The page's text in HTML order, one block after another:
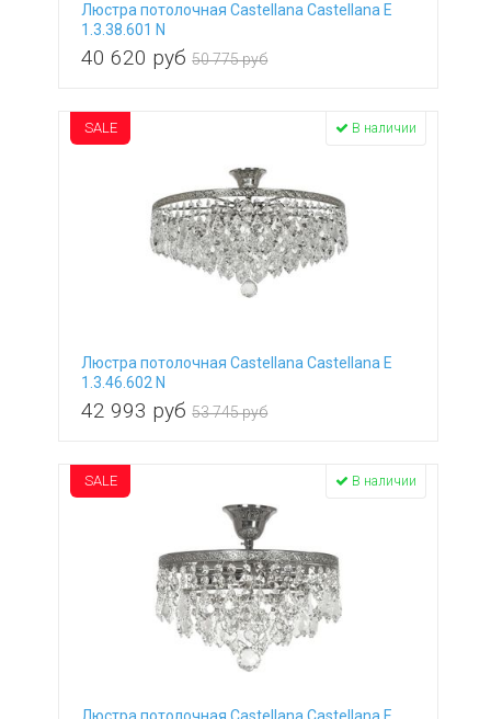
Люстра потолочная Castellana Castellana E
1.3.38.601 N
40 620 руб 50 775 руб
Люстра потолочная Castellana Castellana E
1.3.46.602 N
42 993 руб 53 745 руб
SALE В наличии
SALE В наличии